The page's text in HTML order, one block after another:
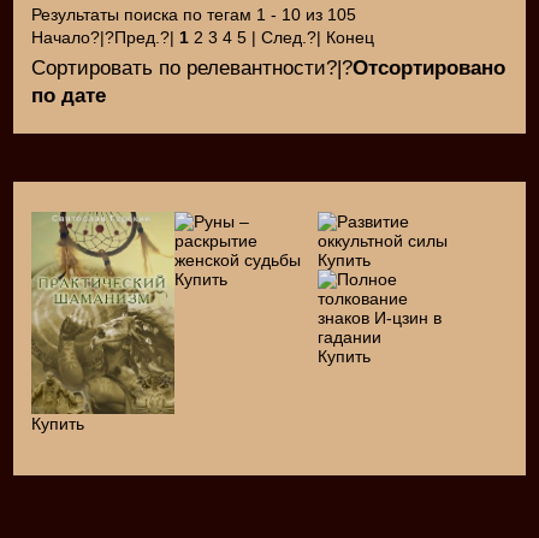
Результаты поиска по тегам 1 - 10 из 105
Начало?|?Пред.?|1 2 3 4 5 | След.?| Конец
Сортировать по релевантности?|?Отсортировано
по дате
Купить
Купить
Купить
Купить